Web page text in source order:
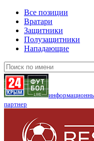
Все позиции
Вратари
Защитники
Полузащитники
Нападающие
партнер